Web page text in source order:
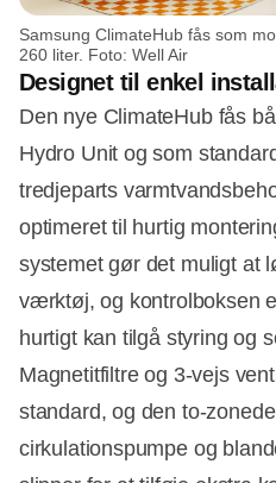
Samsung ClimateHub fås som
260 liter. Foto: Well Air
Designet til enkel
Den nye ClimateHub fås
Hydro Unit og som
tredjeparts
optimeret til hurtig
systemet gør det muligt at
værktøj, og kontrolboksen
hurtigt kan tilgå styring og
Magnetitfiltre og 3-vejs
standard, og den to-
cirkulationspumpe og